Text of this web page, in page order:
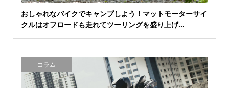
おしゃれなバイクでキャンプしよう！マットモーターサイ
クルはオフロードも走れてツーリングを盛り上げ...
コラム